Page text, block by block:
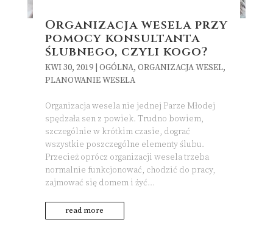
Organizacja wesela przy
pomocy konsultanta
ślubnego, czyli kogo?
KWI 30, 2019| OGÓLNA, ORGANIZACJA WESEL,
PLANOWANIE WESELA
Organizacja wesela nie jednej Parze Młodej
spędzała sen z powiek. Trudno bowiem,
szczególnie w krótkim czasie, dograć
wszystkie poszczególne elementy ślubu.
Przecież oprócz organizacji wesela trzeba
normalnie funkcjonować, chodzić do pracy,
zajmować się domem i żyć...
read more